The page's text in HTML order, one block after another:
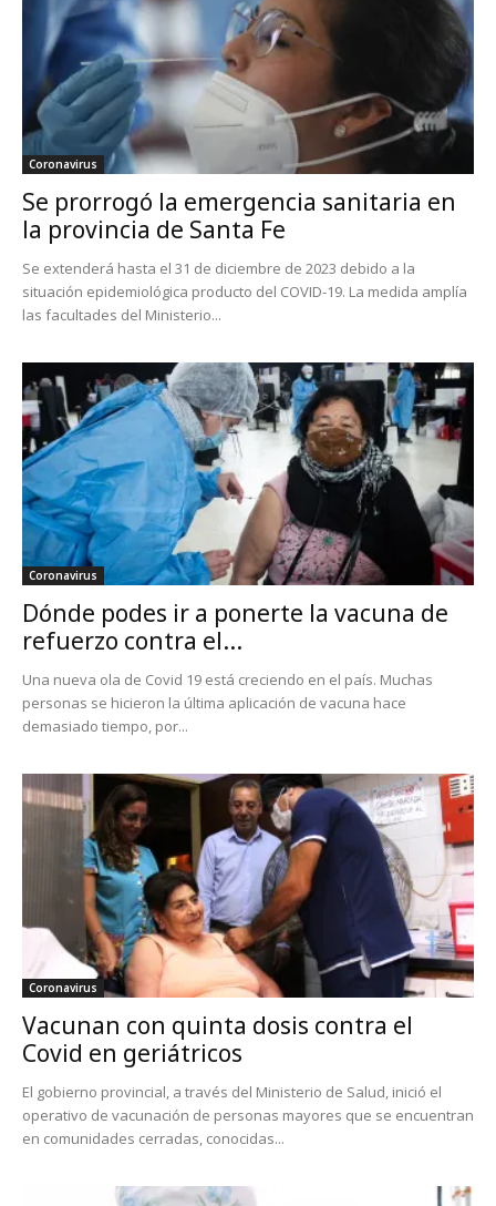
Coronavirus
Se prorrogó la emergencia sanitaria en
la provincia de Santa Fe
Se extenderá hasta el 31 de diciembre de 2023 debido a la
situación epidemiológica producto del COVID-19. La medida amplía
las facultades del Ministerio...
Coronavirus
Dónde podes ir a ponerte la vacuna de
refuerzo contra el...
Una nueva ola de Covid 19 está creciendo en el país. Muchas
personas se hicieron la última aplicación de vacuna hace
demasiado tiempo, por...
Coronavirus
Vacunan con quinta dosis contra el
Covid en geriátricos
El gobierno provincial, a través del Ministerio de Salud, inició el
operativo de vacunación de personas mayores que se encuentran
en comunidades cerradas, conocidas...